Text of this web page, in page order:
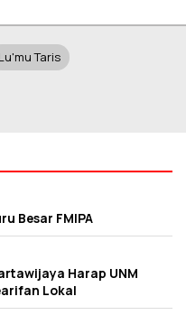
Lu'mu Taris
Besar FMIPA
Harap UNM
Lokal